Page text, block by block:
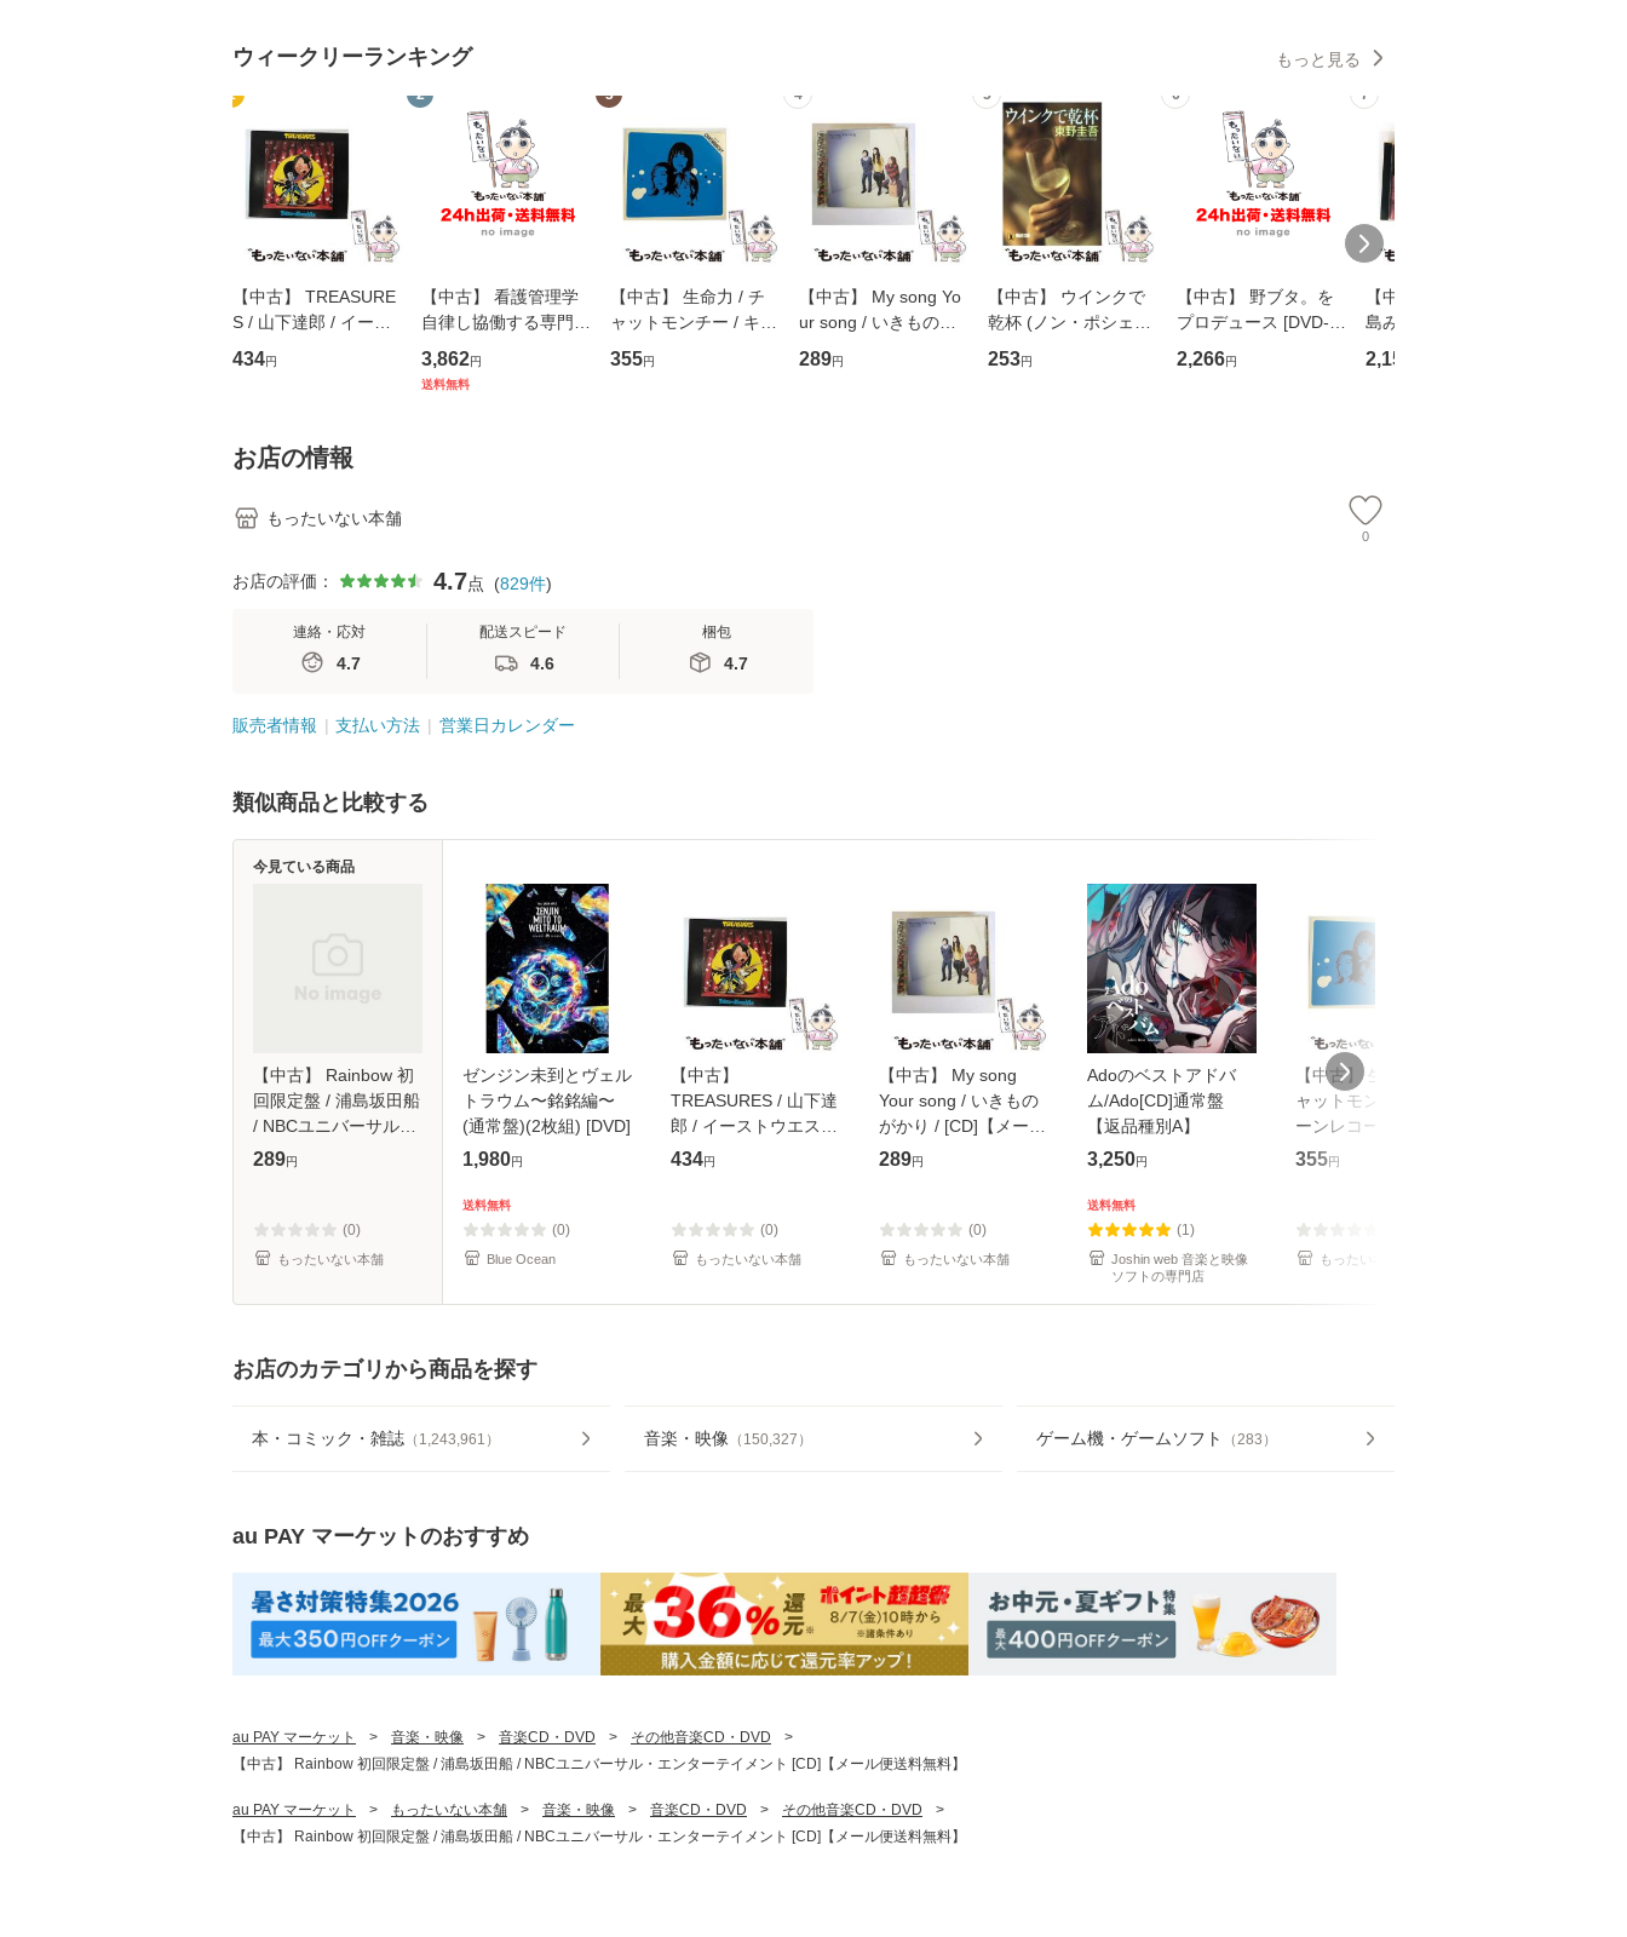
ウィークリーランキング もっと見る
1
【中古】 TREASURE
S / 山下達郎 / イース
トウエスト・ジャパン
[CD]【メール便送料無
434円
2
【中古】 看護管理学
自律し協働する専門職
の看護マネジメントス
キル 改訂第3版 (看護
3,862円
送料無料
3
【中古】 生命力 / チ
ャットモンチー / キュ
ーンレコード [CD]
【メール便送料無料】
355円
4
【中古】 My song Yo
ur song / いきものが
かり / [CD]【メール便
送料無料】
289円
5
【中古】 ウインクで
乾杯 (ノン・ポシェッ
ト) / 東野圭吾 / 祥伝
社 [文庫]【メール便送
253円
6
【中古】 野ブタ。を
プロデュース [DVD-B
OX] / バップ [DVD]
【メール便送料無料】
2,266円
7
【中古】 寒水魚 / 中
島みゆき / [CD]【メー
ル便送料無料】
2,150
お店の情報
もったいない本舗
0
お店の評価： 4.7点 (829件)
連絡・応対
4.7
配送スピード
4.6
梱包
4.7
販売者情報 支払い方法 営業日カレンダー
類似商品と比較する
【中古】 Rainbow 初
回限定盤 / 浦島坂田船
/ NBCユニバーサル・
エンターテイメント
289円
(0)
もったいない本舗
今見ている商品
ゼンジン未到とヴェル
トラウム〜銘銘編〜
(通常盤)(2枚組) [DVD]
1,980円
送料無料
(0)
Blue Ocean
【中古】
TREASURES / 山下達
郎 / イーストウエス
ト・ジャパン [CD]
434円
(0)
もったいない本舗
【中古】 My song
Your song / いきもの
がかり / [CD]【メール
便送料無料】
289円
(0)
もったいない本舗
Adoのベストアドバ
ム/Ado[CD]通常盤
【返品種別A】
3,250円
送料無料
(1)
Joshin web 音楽と映像
ソフトの専門店
【中古】 生命力 / チ
ャットモンチー / キュ
ーンレコード [CD]
【メール便送料無料】
355円
もったいない本舗
お店のカテゴリから商品を探す
本・コミック・雑誌 （ 1,243,961 ） 音楽・映像 （ 150,327 ） ゲーム機・ゲームソフト （ 283 ）
au PAY マーケットのおすすめ
au PAY マーケット > 音楽・映像 > 音楽CD・DVD > その他音楽CD・DVD
>
【中古】 Rainbow 初回限定盤 / 浦島坂田船 / NBCユニバーサル・エンターテイメント [CD]【メール便送料無料】
au PAY マーケット > もったいない本舗 > 音楽・映像 > 音楽CD・DVD > その他音楽CD・DVD
>
【中古】 Rainbow 初回限定盤 / 浦島坂田船 / NBCユニバーサル・エンターテイメント [CD]【メール便送料無料】